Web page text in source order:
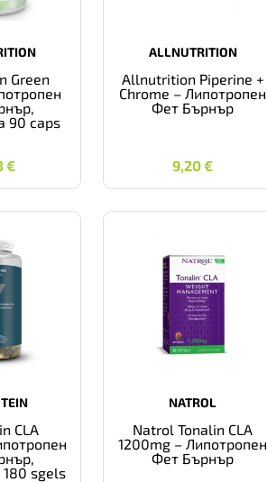
Green
90 caps
€
€
ALLNUTRITION
Allnutrition Piperine +
Chrome – Липотропен
Фет Бърнър
9,20€
9,20 €
CLA
sgels
NATROL
Natrol Tonalin CLA
1200mg – Липотропен
Фет Бърнър